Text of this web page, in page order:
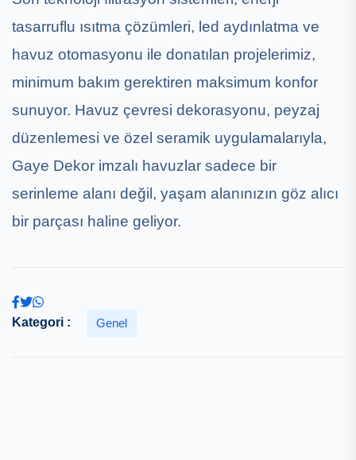
tasarruflu ısıtma çözümleri, led aydınlatma ve
havuz otomasyonu ile donatılan projelerimiz,
minimum bakım gerektiren maksimum konfor
sunuyor. Havuz çevresi dekorasyonu, peyzaj
düzenlemesi ve özel seramik uygulamalarıyla,
Gaye Dekor imzalı havuzlar sadece bir
serinleme alanı değil, yaşam alanınızın göz alıcı
bir parçası haline geliyor.
Kategori : Genel